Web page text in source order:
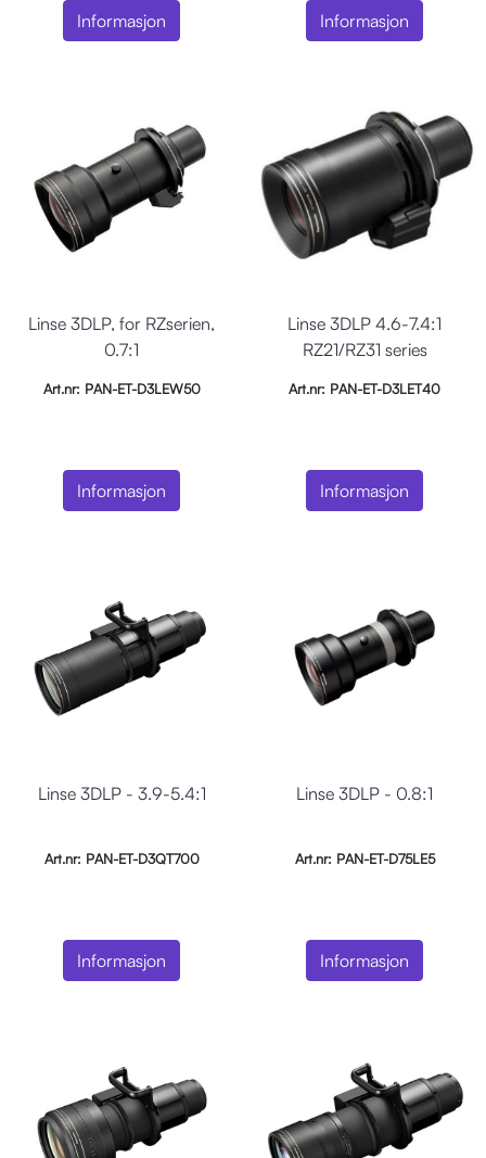
Informasjon Informasjon
Linse 3DLP, for RZserien,
0.7:1
Art.nr: PAN-ET-D3LEW50
Informasjon
Linse 3DLP 4.6-7.4:1
RZ21/RZ31 series
Art.nr: PAN-ET-D3LET40
Informasjon
Linse 3DLP - 3.9-5.4:1
Art.nr: PAN-ET-D3QT700
Informasjon
Linse 3DLP - 0.8:1
Art.nr: PAN-ET-D75LE5
Informasjon